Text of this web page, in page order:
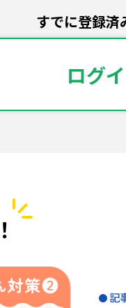
すでに登録済
ログ
記